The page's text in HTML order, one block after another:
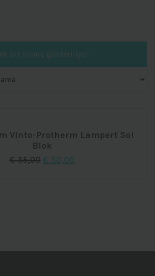
bir sonuç gösteriliyor
Vinto-Protherm Lampert Sol
Blok
€35,00 Orijinal
€ 30,00Şu